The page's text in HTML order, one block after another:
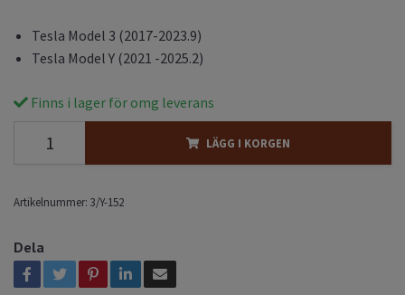
Tesla Model 3 (2017-2023.9)
Tesla Model Y (2021 -2025.2)
Finns i lager för omg leverans
LÄGG I KORGEN
Artikelnummer: 3/Y-152
Dela